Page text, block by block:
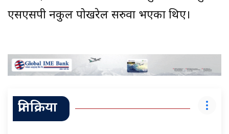
एसएसपी नकुल पोखरेल सरुवा भएका थिए।
प्रतिक्रिया